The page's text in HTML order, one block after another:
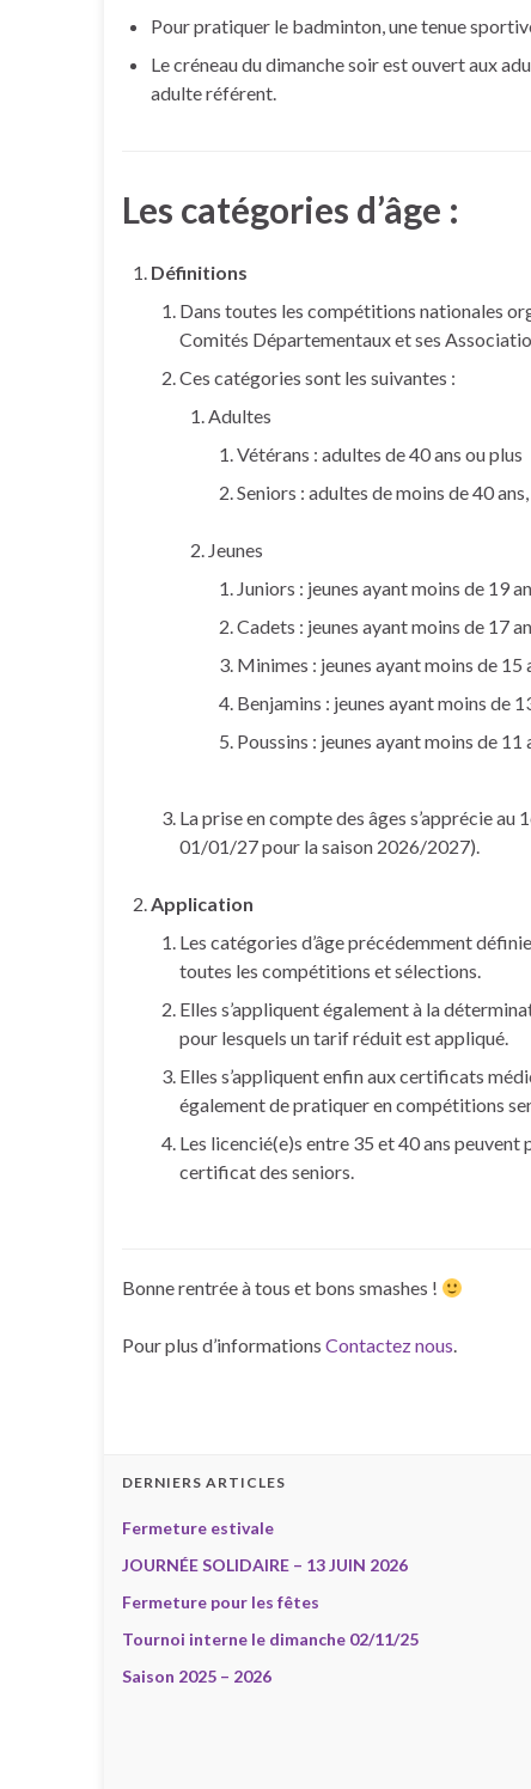
Pour pratiquer le badminton, une tenue
Le créneau du dimanche soir est ouvert aux
adulte référent.
Les catégories d’âge :
Définitions
Dans toutes les compétitions nationales
Comités Départementaux et ses
Ces catégories sont les suivantes :
Adultes
Vétérans : adultes de 40 ans ou plus
Seniors : adultes de moins de 40
Jeunes
Juniors : jeunes ayant moins de 19
Cadets : jeunes ayant moins de 17
Minimes : jeunes ayant moins de 15
Benjamins : jeunes ayant moins de
Poussins : jeunes ayant moins de 11
La prise en compte des âges s’apprécie au
01/01/27 pour la saison 2026/2027).
Application
Les catégories d’âge précédemment
toutes les compétitions et sélections.
Elles s’appliquent également à la
pour lesquels un tarif réduit est appliqué.
Elles s’appliquent enfin aux certificats
également de pratiquer en compétitions
Les licencié(e)s entre 35 et 40 ans
certificat des seniors.
Bonne rentrée à tous et bons smashes !
Pour plus d’informations Contactez nous.
DERNIERS ARTICLES
Fermeture estivale
JOURNÉE SOLIDAIRE – 13 JUIN 2026
Fermeture pour les fêtes
Tournoi interne le dimanche 02/11/25
Saison 2025 – 2026